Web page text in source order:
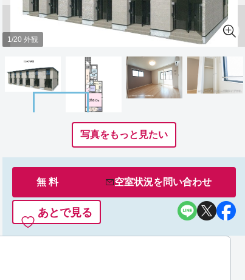
1/20 外観
写真をもっと見たい
無 料 空室状況を問い合わせ
あとで見る